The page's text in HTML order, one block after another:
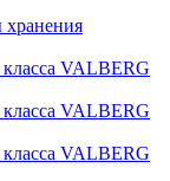
хранения
VALBERG
VALBERG
VALBERG